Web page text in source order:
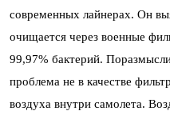
современных лайнерах. Он
очищается через военные
99,97% бактерий.
проблема не в качестве
воздуха внутри самолета.